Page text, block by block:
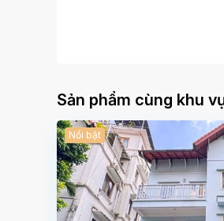
Sản phẩm cùng khu
Nổi bật